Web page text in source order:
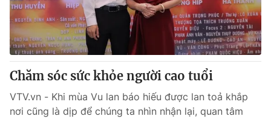
Chăm sóc sức khỏe người cao tuổi
VTV.vn - Khi mùa Vu lan báo hiếu được lan toả khắp
nơi cũng là dịp để chúng ta nhìn nhận lại, quan tâm